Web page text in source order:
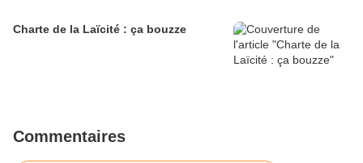
Charte de la Laïcité : ça bouzze
Commentaires